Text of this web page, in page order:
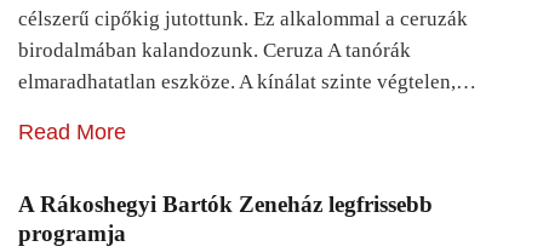
célszerű cipőkig jutottunk. Ez alkalommal a ceruzák
birodalmában kalandozunk. Ceruza A tanórák
elmaradhatatlan eszköze. A kínálat szinte végtelen,…
Read More
A Rákoshegyi Bartók Zeneház legfrissebb
programja